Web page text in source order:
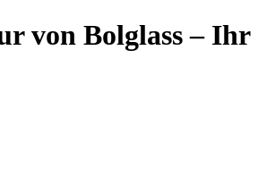
von Bolglass –